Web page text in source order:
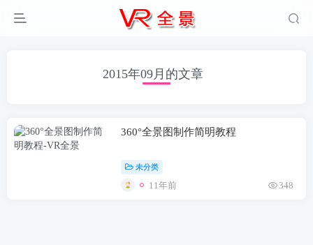
2015年09月的文章
360°全景图制作简明教程
未分类
11年前 348